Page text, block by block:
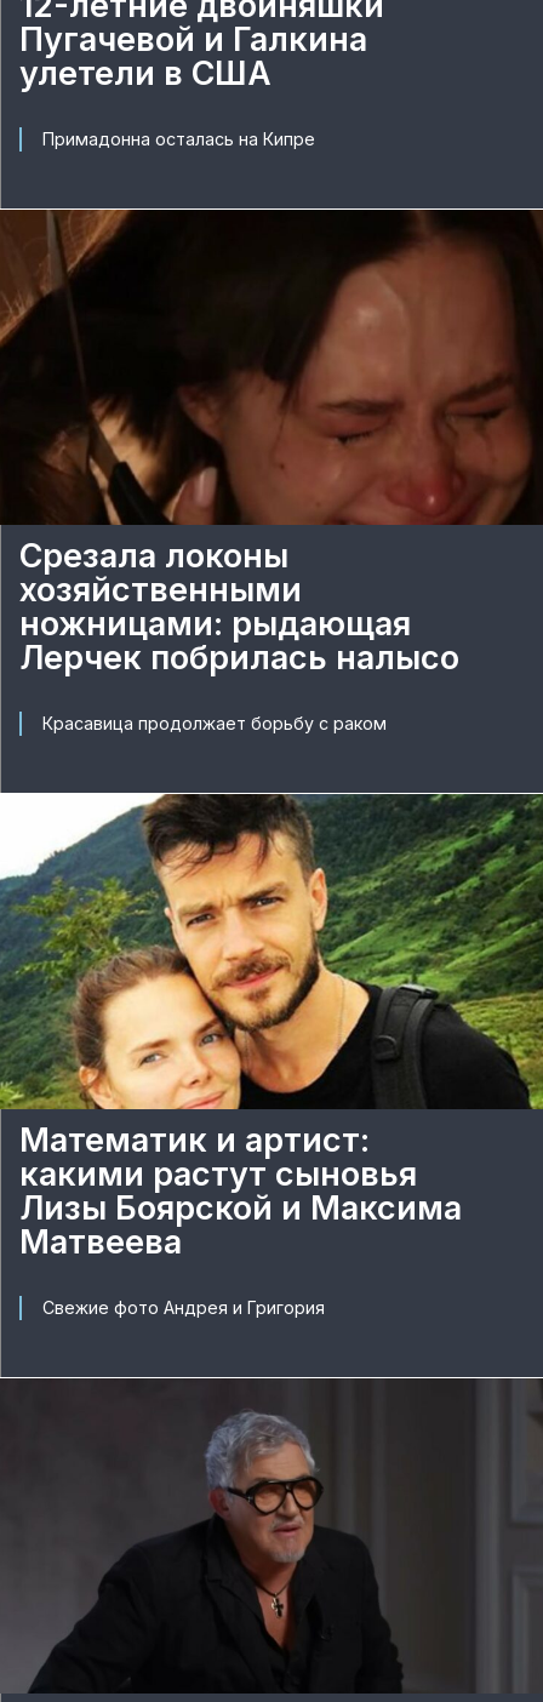
Пугачевой и Галкина
улетели в США
Примадонна осталась на Кипре
Срезала локоны
хозяйственными
ножницами: рыдающая
Лерчек побрилась налысо
Красавица продолжает борьбу с раком
Математик и артист:
какими растут сыновья
Лизы Боярской и Максима
Матвеева
Свежие фото Андрея и Григория